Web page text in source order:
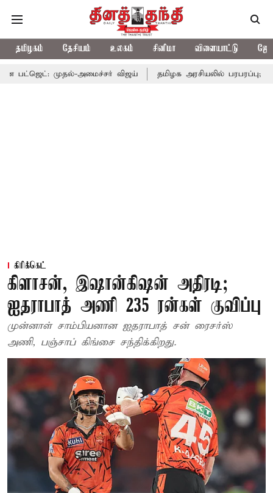
தமிழகம் தேசியம் உலகம் சினிமா விளையாட்டு
அமைச்சர் விஜய் தமிழக அரசியலில் பரபரப்பு; அமைச்சர்
கிரிக்கெட்
கிளாசன், இஷான்கிஷன் அதிரடி;
ஐதராபாத் அணி 235 ரன்கள் குவிப்பு
முன்னாள் சாம்பியனான ஐதராபாத் சன் ரைசர்ஸ்
அணி, பஞ்சாப் கிங்சை சந்திக்கிறது.